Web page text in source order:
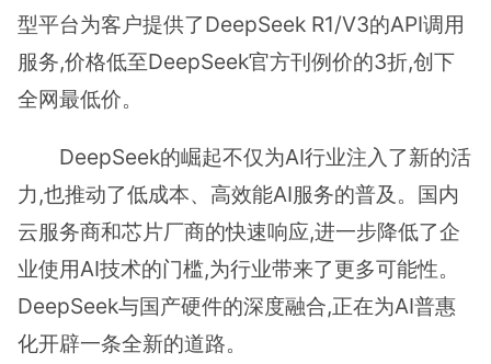
型平台为客户提供了DeepSeek R1/V3的API调用
服务,价格低至DeepSeek官方刊例价的3折,创下
全网最低价。
DeepSeek的崛起不仅为AI行业注入了新的活
力,也推动了低成本、高效能AI服务的普及。国内
云服务商和芯片厂商的快速响应,进一步降低了企
业使用AI技术的门槛,为行业带来了更多可能性。
DeepSeek与国产硬件的深度融合,正在为AI普惠
化开辟一条全新的道路。